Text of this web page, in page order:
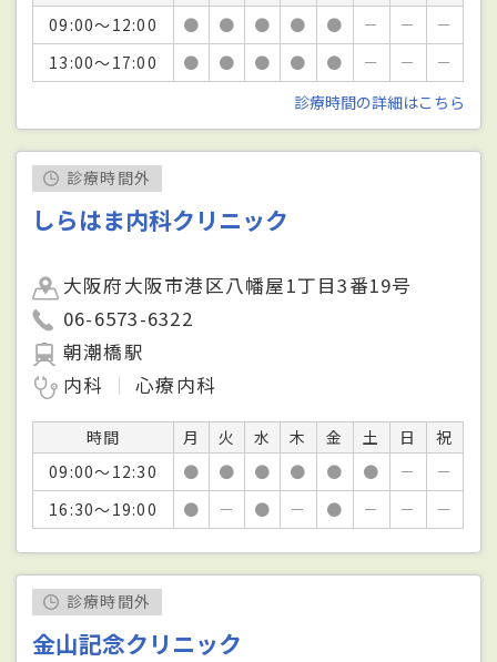
09:00～12:00
● ● ● ● ● － －
－
13:00～17:00
● ● ● ● ● － －
－
診療時間の詳細はこちら
診療時間外
しらはま内科クリニック
大阪府大阪市港区八幡屋1丁目3番19号
06-6573-6322
朝潮橋駅
内科
心療内科
時間 月 火 水 木 金 土 日
祝
09:00～12:30
● ● ● ● ● ● －
－
16:30～19:00
● － ● － ● － － －
診療時間外
金山記念クリニック